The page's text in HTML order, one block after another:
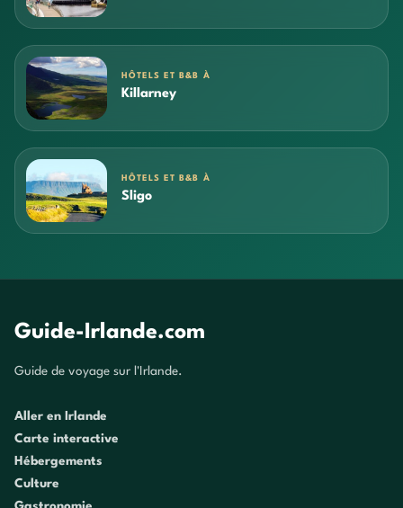
HÔTELS ET B&B À
Killarney
HÔTELS ET B&B À
Sligo
Guide-Irlande.com
Guide de voyage sur l'Irlande.
Aller en Irlande
Carte interactive
Hébergements
Culture